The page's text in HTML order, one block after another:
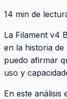
14 min de
La Filament v4
en la historia
puedo afirmar
uso y
En este